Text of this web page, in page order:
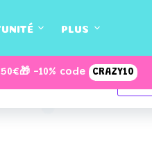
EN STOCK
PLUS
🎁 -10% code CRAZY10